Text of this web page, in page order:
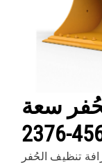
سعة
تنظيف الحُفر